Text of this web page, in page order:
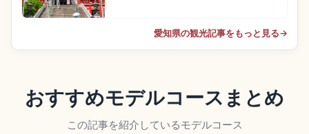
愛知県の観光記事をもっと見る→
おすすめモデルコースまとめ
この記事を紹介しているモデルコース